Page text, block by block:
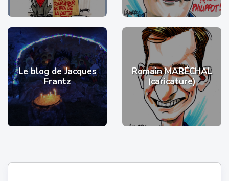
Le blog de Jacques
Frantz
Romain MARÉCHAL
(caricature)